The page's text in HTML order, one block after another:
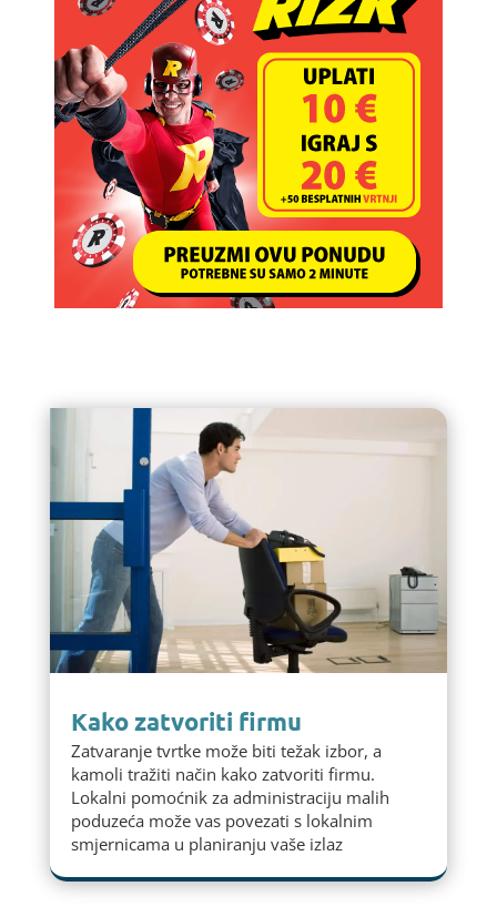
Kako zatvoriti firmu
Zatvaranje tvrtke može biti težak izbor, a
kamoli tražiti način kako zatvoriti firmu.
Lokalni pomoćnik za administraciju malih
poduzeća može vas povezati s lokalnim
smjernicama u planiranju vaše izlaz